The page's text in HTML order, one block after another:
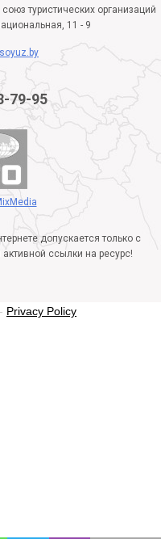
туристических организаций
11 - 9
79-95
допускается только с
ссылки на ресурс!
- Privacy Policy